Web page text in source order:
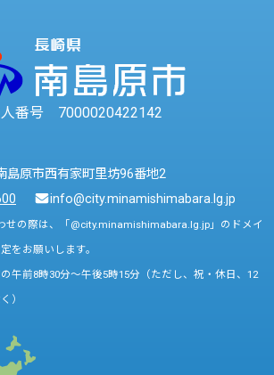
番号 7000020422142
島原市西有家町里坊96番地2
info@city.minamishimabara.lg.jp
せの際は、「@city.minamishimabara.lg.jp」のドメイ
をお願いします。
午前8時30分～午後5時15分（ただし、祝・休日、12
）